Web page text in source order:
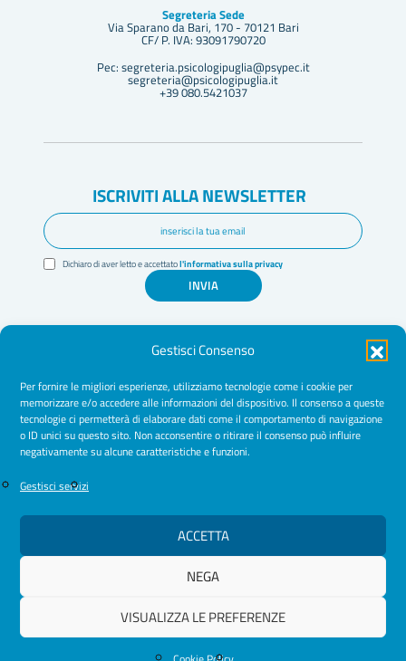
Gestisci Consenso
Per fornire le migliori esperienze, utilizziamo tecnologie come i cookie per
memorizzare e/o accedere alle informazioni del dispositivo. Il consenso a queste
tecnologie ci permetterà di elaborare dati come il comportamento di navigazione
o ID unici su questo sito. Non acconsentire o ritirare il consenso può influire
negativamente su alcune caratteristiche e funzioni.
Gestisci servizi
ACCETTA
NEGA
VISUALIZZA LE PREFERENZE
Segreteria Sede
Via Sparano da Bari, 170 - 70121 Bari
CF/ P. IVA: 93091790720
Pec: segreteria.psicologipuglia@psypec.it
segreteria@psicologipuglia.it
+39 080.5421037
ISCRIVITI ALLA NEWSLETTER
Dichiaro di aver letto e accettatol'informativa sulla privacy
INVIA
© 2026 Ordine Psicologhe e Psicologi Puglia
Amministrazione Trasparente
Normative
Cookie Policy
Privacy Policy